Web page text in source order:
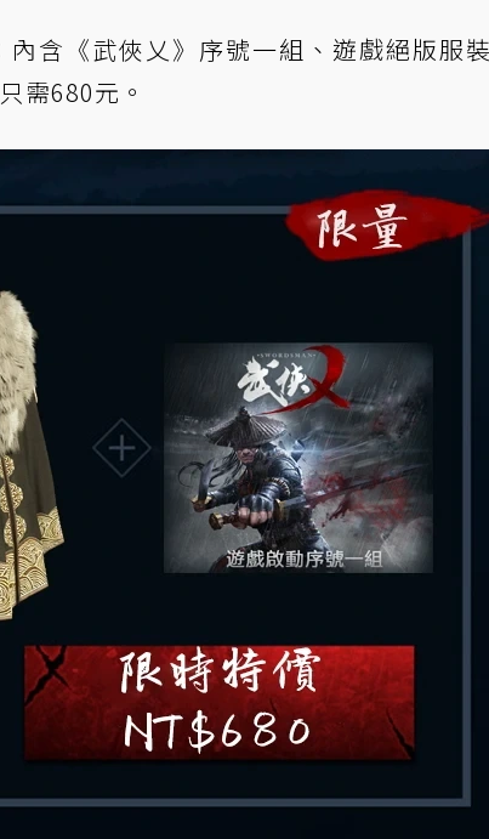
含《武俠乂》序號一組、遊戲絕版服
需680元。